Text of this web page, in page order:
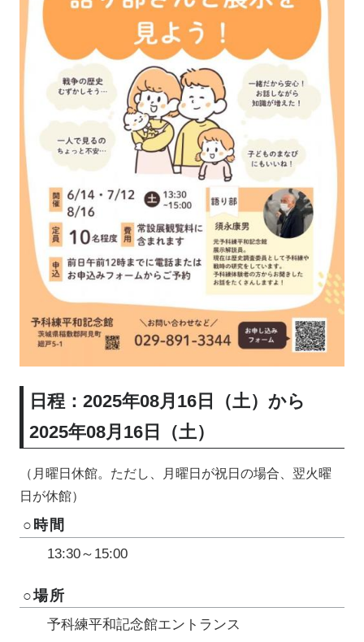
日程：2025年08月16日（土）から
2025年08月16日（土）
（月曜日休館。ただし、月曜日が祝日の場合、翌火曜
日が休館）
○時間
13:30～15:00
○場所
予科練平和記念館エントランス